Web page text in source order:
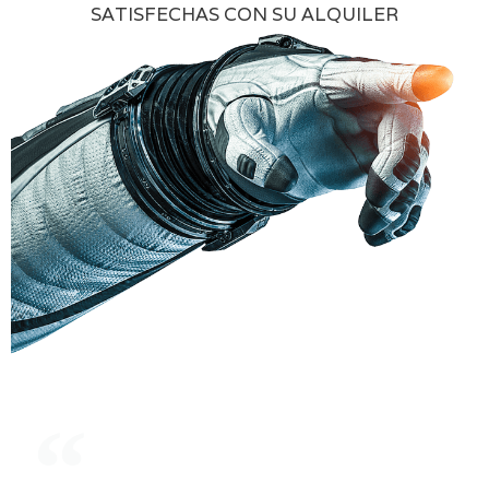
SATISFECHAS CON SU ALQUILER